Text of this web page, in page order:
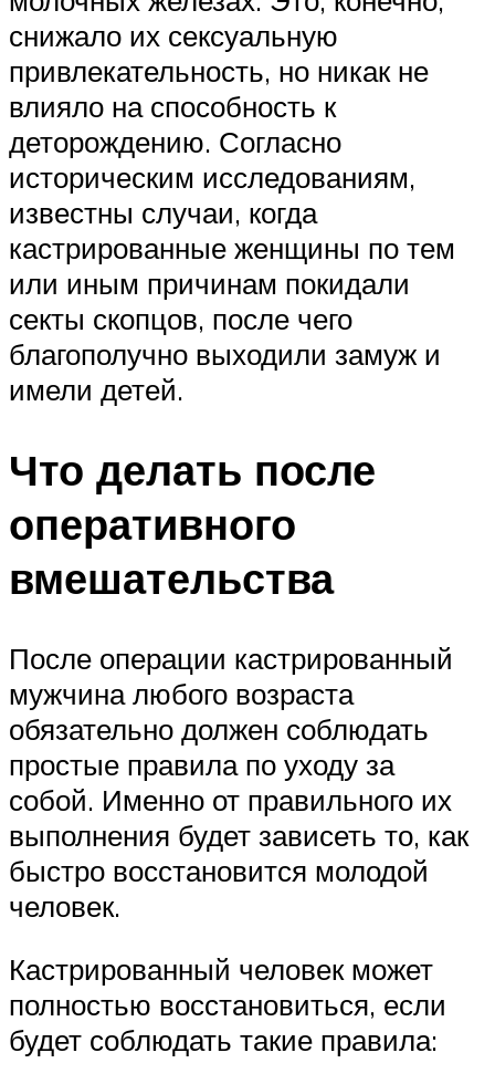
снижало их сексуальную
привлекательность, но никак не
влияло на способность к
деторождению. Согласно
историческим исследованиям,
известны случаи, когда
кастрированные женщины по тем
или иным причинам покидали
секты скопцов, после чего
благополучно выходили замуж и
имели детей.
Что делать после
оперативного
вмешательства
После операции кастрированный
мужчина любого возраста
обязательно должен соблюдать
простые правила по уходу за
собой. Именно от правильного их
выполнения будет зависеть то, как
быстро восстановится молодой
человек.
Кастрированный человек может
полностью восстановиться, если
будет соблюдать такие правила: